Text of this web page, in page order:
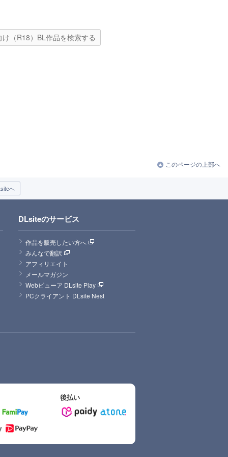
け（R18）BL作品を検索する
このページの上部へ
へ
DLsiteのサービス
作品を販売したい方へ
みんなで翻訳
アフィリエイト
メールマガジン
Webビューア DLsite Play
PCクライアント DLsite Nest
後払い